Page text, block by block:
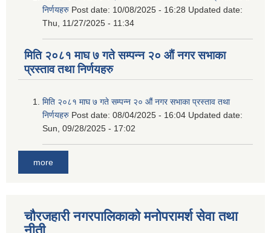
निर्णयहरु Post date: 10/08/2025 - 16:28 Updated date:
Thu, 11/27/2025 - 11:34
मिति २०८१ माघ ७ गते सम्पन्न २० औं नगर सभाका
प्रस्ताव तथा निर्णयहरु
मिति २०८१ माघ ७ गते सम्पन्न २० औं नगर सभाका प्रस्ताव तथा
निर्णयहरु Post date: 08/04/2025 - 16:04 Updated date:
Sun, 09/28/2025 - 17:02
more
चौरजहारी नगरपालिकाको मनोपरामर्श सेवा तथा